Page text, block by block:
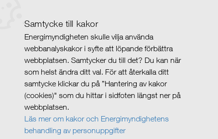
Samtycke till kakor
Energimyndigheten skulle vilja använda
webbanalyskakor i syfte att löpande förbättra
webbplatsen. Samtycker du till det? Du kan när
som helst ändra ditt val. För att återkalla ditt
samtycke klickar du på ”Hantering av kakor
(cookies)" som du hittar i sidfoten längst ner på
webbplatsen.
Läs mer om kakor och Energimyndighetens
behandling av personuppgifter